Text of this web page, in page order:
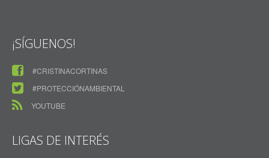
¡SÍGUENOS!
#CRISTINACORTINAS
#PROTECCIÓNAMBIENTAL
YOUTUBE
LIGAS DE INTERÉS